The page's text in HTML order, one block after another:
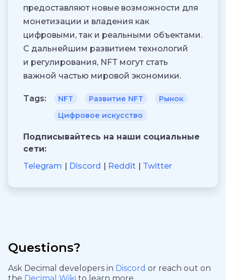
предоставляют новые возможности для
монетизации и владения как
цифровыми, так и реальными объектами.
С дальнейшим развитием технологий
и регулирования, NFT могут стать
важной частью мировой экономики.
Tags: NFT Развитие NFT
Рынок
Цифровое искусство
Подписывайтесь на наши социальные
сети:
Telegram
Discord Reddit Twitter
Questions?
Ask Decimal developers in Discord or reach out on